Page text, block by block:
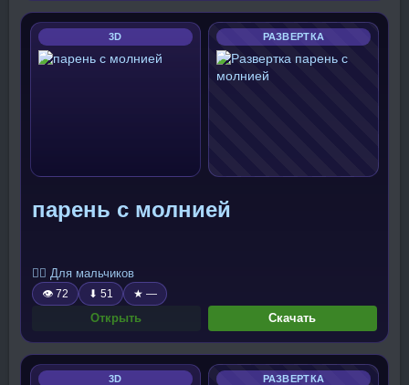
3D РАЗВЕРТКА
парень с молнией
🧍‍♂️ Для мальчиков
👁 72 ⬇ 51 ★ —
Открыть Скачать
3D РАЗВЕРТКА